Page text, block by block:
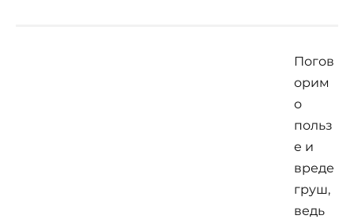
Погов
орим
о
польз
е и
вреде
груш,
ведь